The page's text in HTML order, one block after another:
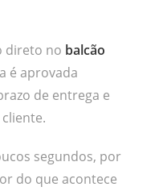
direto no balcão
é aprovada
de entrega e
segundos, por
do que acontece